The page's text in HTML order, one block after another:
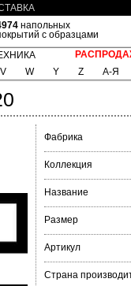
напольных
с образцами
V W Y Z А-Я
Фабрика
Коллекция
Название
Размер
Артикул
Страна